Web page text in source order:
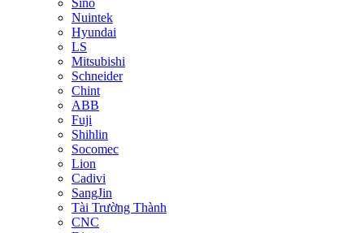
Sino
Nuintek
Hyundai
LS
Mitsubishi
Schneider
Chint
ABB
Fuji
Shihlin
Socomec
Lion
Cadivi
SangJin
Tài Trường Thành
CNC